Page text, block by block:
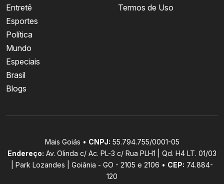
Entretê
Esportes
Política
Mundo
Especiais
Brasil
Blogs
Termos de Uso
Mais Goiás • CNPJ: 55.794.755/0001-05
Endereço: Av. Olinda c/ Ac. PL-3 c/ Rua PLH1 | Qd. H4 LT. 01/03
| Park Lozandes | Goiânia - GO - 2105 e 2106 • CEP: 74.884-
120